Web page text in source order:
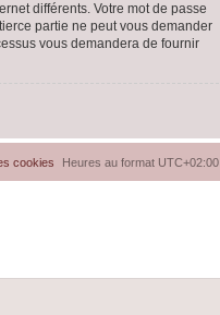
différents. Votre mot de passe
partie ne peut vous demander
vous demandera de fournir
Heures au format UTC+02:00
cookies